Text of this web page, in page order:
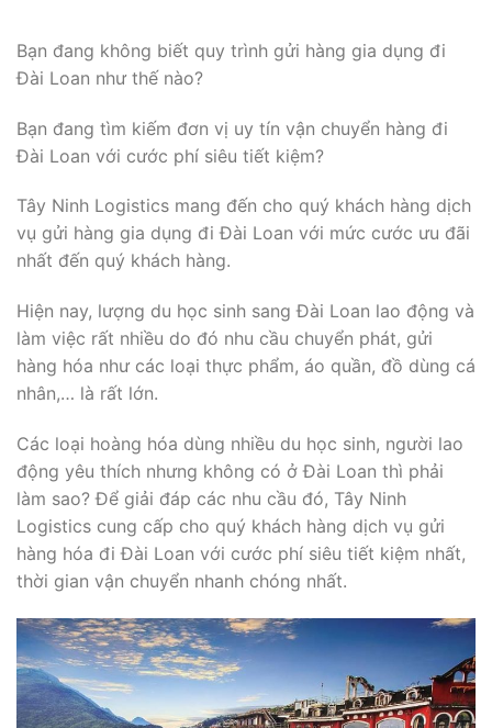
Bạn đang không biết quy trình gửi hàng gia dụng đi
Đài Loan như thế nào?
Bạn đang tìm kiếm đơn vị uy tín vận chuyển hàng đi
Đài Loan với cước phí siêu tiết kiệm?
Tây Ninh Logistics mang đến cho quý khách hàng dịch
vụ gửi hàng gia dụng đi Đài Loan với mức cước ưu đãi
nhất đến quý khách hàng.
Hiện nay, lượng du học sinh sang Đài Loan lao động và
làm việc rất nhiều do đó nhu cầu chuyển phát, gửi
hàng hóa như các loại thực phẩm, áo quần, đồ dùng cá
nhân,… là rất lớn.
Các loại hoàng hóa dùng nhiều du học sinh, người lao
động yêu thích nhưng không có ở Đài Loan thì phải
làm sao? Để giải đáp các nhu cầu đó, Tây Ninh
Logistics cung cấp cho quý khách hàng dịch vụ gửi
hàng hóa đi Đài Loan với cước phí siêu tiết kiệm nhất,
thời gian vận chuyển nhanh chóng nhất.